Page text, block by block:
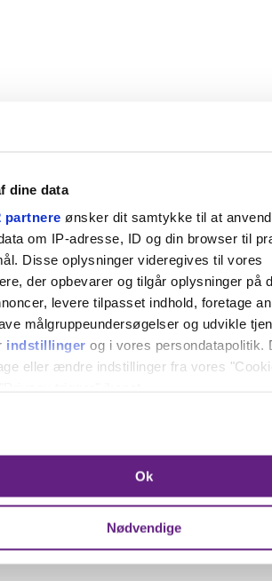
dine data
partnere ønsker dit samtykke til at
om IP-adresse, ID og din browser til
Disse oplysninger videregives til vores
der opbevarer og tilgår oplysninger på
levere tilpasset indhold, foretage
målgruppeundersøgelser og udvikle
indstillinger og i vores
eller ændre indstillinger fra vores
oplysninger om din placering, der
din enhed baseret på en scanning af
Ok
Nødvendige
på hjul i Aarhus
i Danmark
legeplads i din bydel